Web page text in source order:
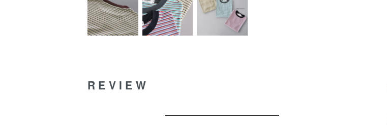
REVIEW